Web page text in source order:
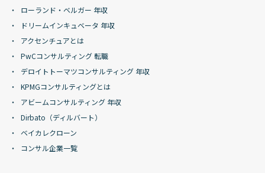
ローランド・ベルガー 年収
ドリームインキュベータ 年収
アクセンチュアとは
PwCコンサルティング 転職
デロイトトーマツコンサルティング 年収
KPMGコンサルティングとは
アビームコンサルティング 年収
Dirbato（ディルバート）
ベイカレクローン
コンサル企業一覧